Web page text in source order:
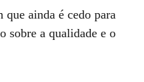
que ainda é cedo para
sobre a qualidade e o